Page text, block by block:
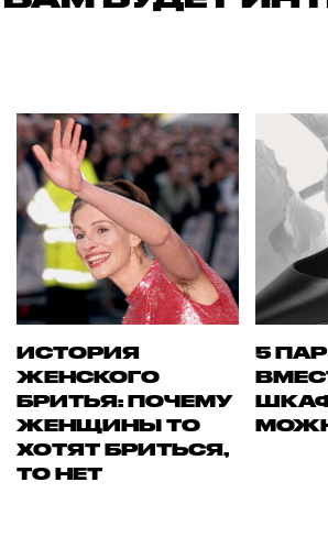
ИСТОРИЯ
ЖЕНСКОГО
БРИТЬЯ: ПОЧЕМУ
ЖЕНЩИНЫ ТО
ХОТЯТ БРИТЬСЯ,
ТО НЕТ
5